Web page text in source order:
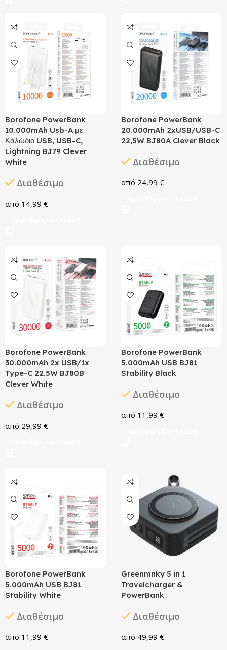
Borofone PowerBank
10.000mAh Usb-A με
Καλώδιο USB, USB-C,
Lightning BJ79 Clever
White
Διαθέσιμο
14,99 €
Borofone PowerBank
20.000mAh 2xUSB/USB-C
22,5W BJ80A Clever Black
Διαθέσιμο
24,99 €
Borofone PowerBank
30.000mAh 2x USB/1x
Type-C 22.5W BJ80B
Clever White
Διαθέσιμο
29,99 €
Borofone PowerBank
5.000mAh USB BJ81
Stability Black
Διαθέσιμο
11,99 €
Borofone PowerBank
5.000mAh USB BJ81
Stability White
Διαθέσιμο
11,99 €
Greenmnky 5 in 1
Travelcharger &
PowerBank
Διαθέσιμο
49,99 €